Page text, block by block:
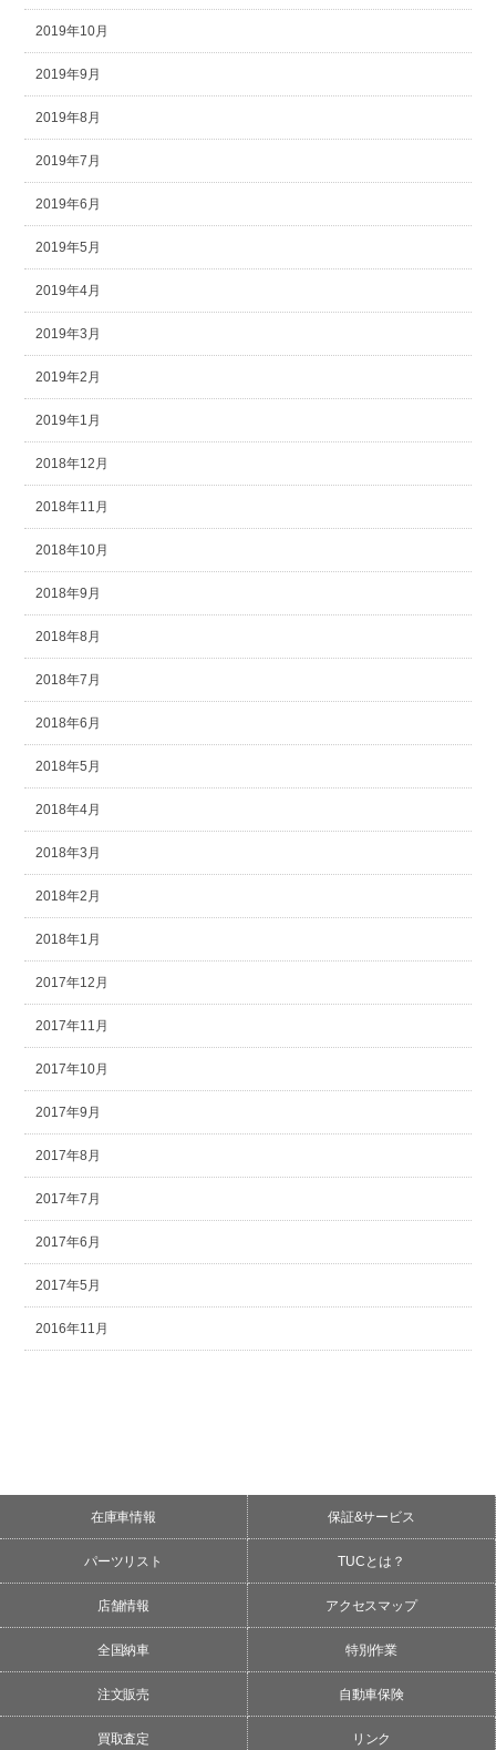
2019年10月
2019年9月
2019年8月
2019年7月
2019年6月
2019年5月
2019年4月
2019年3月
2019年2月
2019年1月
2018年12月
2018年11月
2018年10月
2018年9月
2018年8月
2018年7月
2018年6月
2018年5月
2018年4月
2018年3月
2018年2月
2018年1月
2017年12月
2017年11月
2017年10月
2017年9月
2017年8月
2017年7月
2017年6月
2017年5月
2016年11月
在庫車情報 保証&サービス
パーツリスト TUCとは？
店舗情報 アクセスマップ
全国納車 特別作業
注文販売 自動車保険
買取査定 リンク